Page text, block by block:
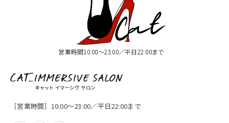
営業時間10:00〜23:00／平日22:00まで
［営業時間］10:00〜23:00／平日22:00まで